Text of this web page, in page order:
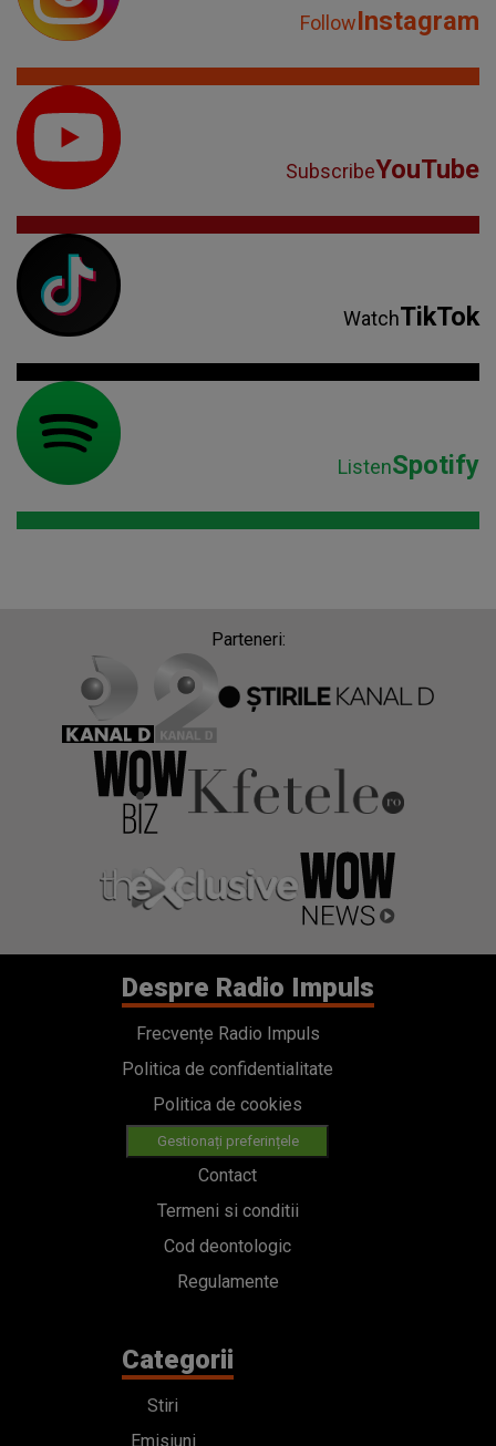
FollowInstagram
SubscribeYouTube
WatchTikTok
ListenSpotify
Parteneri:
Despre Radio Impuls
Frecvențe Radio Impuls
Politica de confidentialitate
Politica de cookies
Gestionați preferințele
Contact
Termeni si conditii
Cod deontologic
Regulamente
Categorii
Stiri
Emisiuni